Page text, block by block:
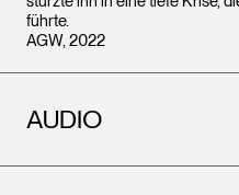
führte.
AGW, 2022
AUDIO